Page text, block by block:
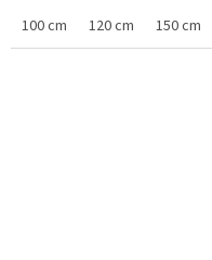
100 cm 120 cm 150 cm